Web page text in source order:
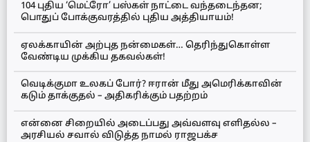
104 புதிய ‘மெட்ரோ’ பஸ்கள் நாட்டை வந்தடைந்தன;
பொதுப் போக்குவரத்தில் புதிய அத்தியாயம்!
ஏலக்காயின் அற்புத நன்மைகள்… தெரிந்துகொள்ள
வேண்டிய முக்கிய தகவல்கள்!
வெடிக்குமா உலகப் போர்? ஈரான் மீது அமெரிக்காவின்
கடும் தாக்குதல் – அதிகரிக்கும் பதற்றம்
என்னை சிறையில் அடைப்பது அவ்வளவு எளிதல்ல –
அரசியல் சவால் விடுத்த நாமல் ராஜபக்ச